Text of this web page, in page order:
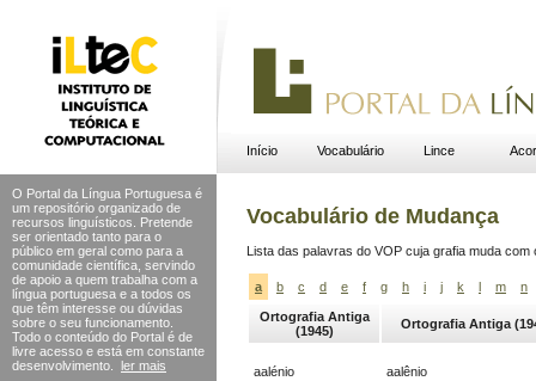
Início Vocabulário Lince
O Portal da Língua Portuguesa é
um repositório organizado de
recursos linguísticos. Pretende
ser orientado tanto para o
público em geral como para a
comunidade científica, servindo
de apoio a quem trabalha com a
língua portuguesa e a todos os
que têm interesse ou dúvidas
sobre o seu funcionamento.
Todo o conteúdo do Portal é de
livre acesso e está em constante
desenvolvimento.
ler mais
Vocabulário de Mudança
Lista das palavras do VOP cuja grafia muda com
a b c d e f g h i j k l m n
Ortografia Antiga
(1945)
Ortografia Antiga
aalénio aalênio